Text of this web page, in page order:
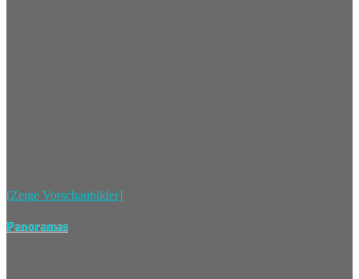
[Zeige Vorschaubilder]
Panoramas